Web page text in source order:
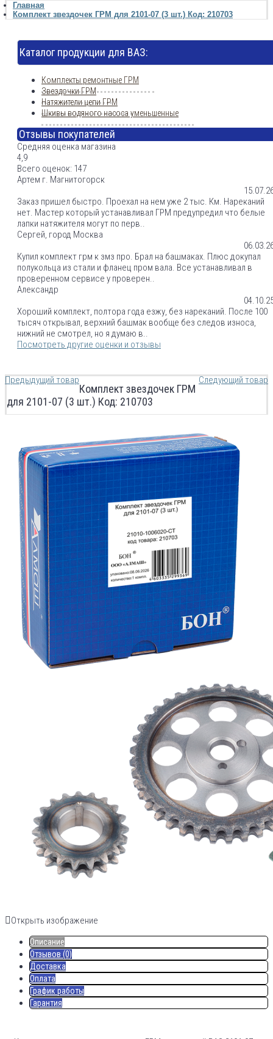
Главная
Комплект звездочек ГРМ для 2101-07 (3 шт.) Код: 210703
Каталог продукции для ВАЗ:
Комплекты ремонтные ГРМ
Звездочки ГРМ
Натяжители цепи ГРМ
Шкивы водяного насоса уменьшенные
Отзывы покупателей
Средняя оценка магазина
4,9
Всего оценок: 147
Артем г. Магнитогорск
Заказ пришел быстро. Проехал на нем уже 2 тыс. Км. Нареканий
нет. Мастер который устанавливал ГРМ предупредил что белые
лапки натяжителя могут по перв..
Сергей, город Москва
Купил комплект грм к змз про. Брал на башмаках. Плюс докупал
полукольца из стали и фланец пром вала. Все устанавливал в
проверенном сервисе у проверен..
Александр
Хороший комплект, полтора года езжу, без нареканий. После 100
тысяч открывал, верхний башмак вообще без следов износа,
нижний не смотрел, но я думаю в..
Посмотреть другие оценки и отзывы
Предыдущий товар Следующий товар
Комплект звездочек ГРМ
для 2101-07 (3 шт.) Код: 210703
Открыть изображение
Описание
Отзывов (0)
Доставка
Оплата
График работы
Гарантия